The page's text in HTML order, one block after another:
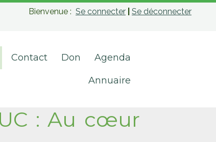
Bienvenue : Se connecter Se déconnecter
Contact Don Agenda
Annuaire
: Au cœur